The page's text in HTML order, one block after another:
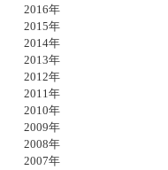
2016年
2015年
2014年
2013年
2012年
2011年
2010年
2009年
2008年
2007年